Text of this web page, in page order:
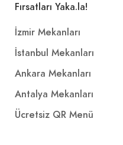
Fırsatları Yaka.la!
İzmir Mekanları
İstanbul Mekanları
Ankara Mekanları
Antalya Mekanları
Ücretsiz QR Menü